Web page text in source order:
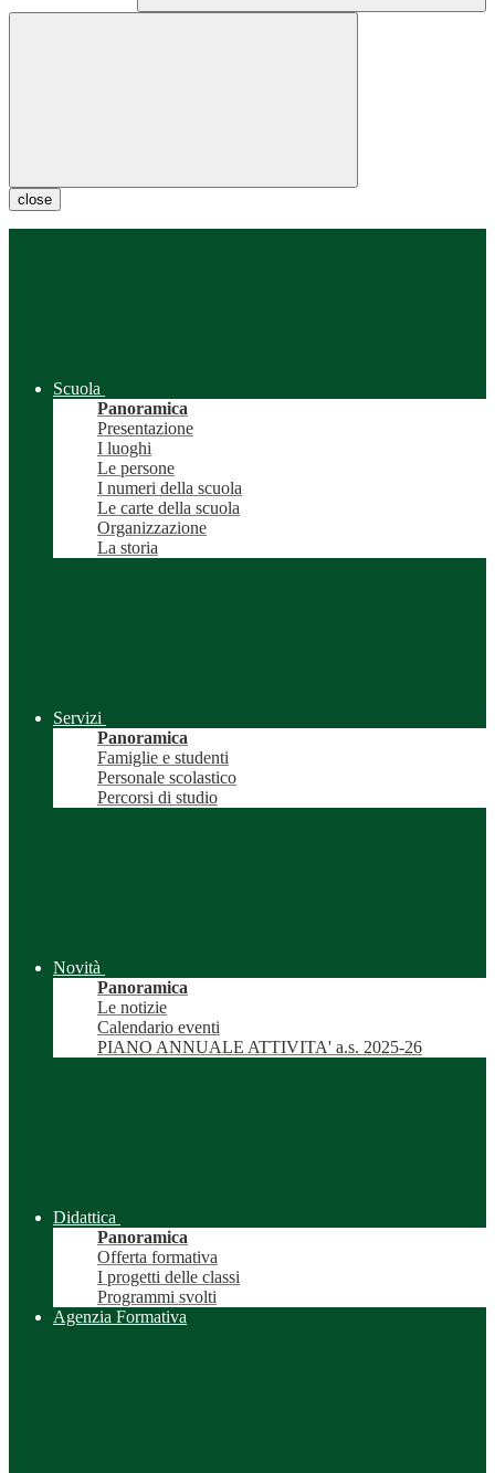
close
Scuola
Panoramica
Presentazione
I luoghi
Le persone
I numeri della scuola
Le carte della scuola
Organizzazione
La storia
Servizi
Panoramica
Famiglie e studenti
Personale scolastico
Percorsi di studio
Novità
Panoramica
Le notizie
Calendario eventi
PIANO ANNUALE ATTIVITA' a.s. 2025-26
Didattica
Panoramica
Offerta formativa
I progetti delle classi
Programmi svolti
Agenzia Formativa